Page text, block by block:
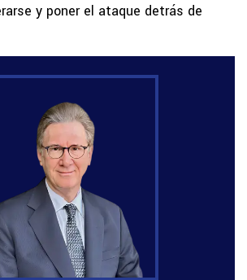
y poner el ataque detrás de